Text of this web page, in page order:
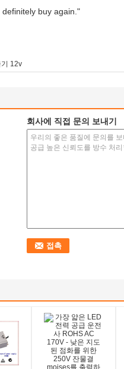
buy again."
기 12v
회사에 직접 문의 보내기